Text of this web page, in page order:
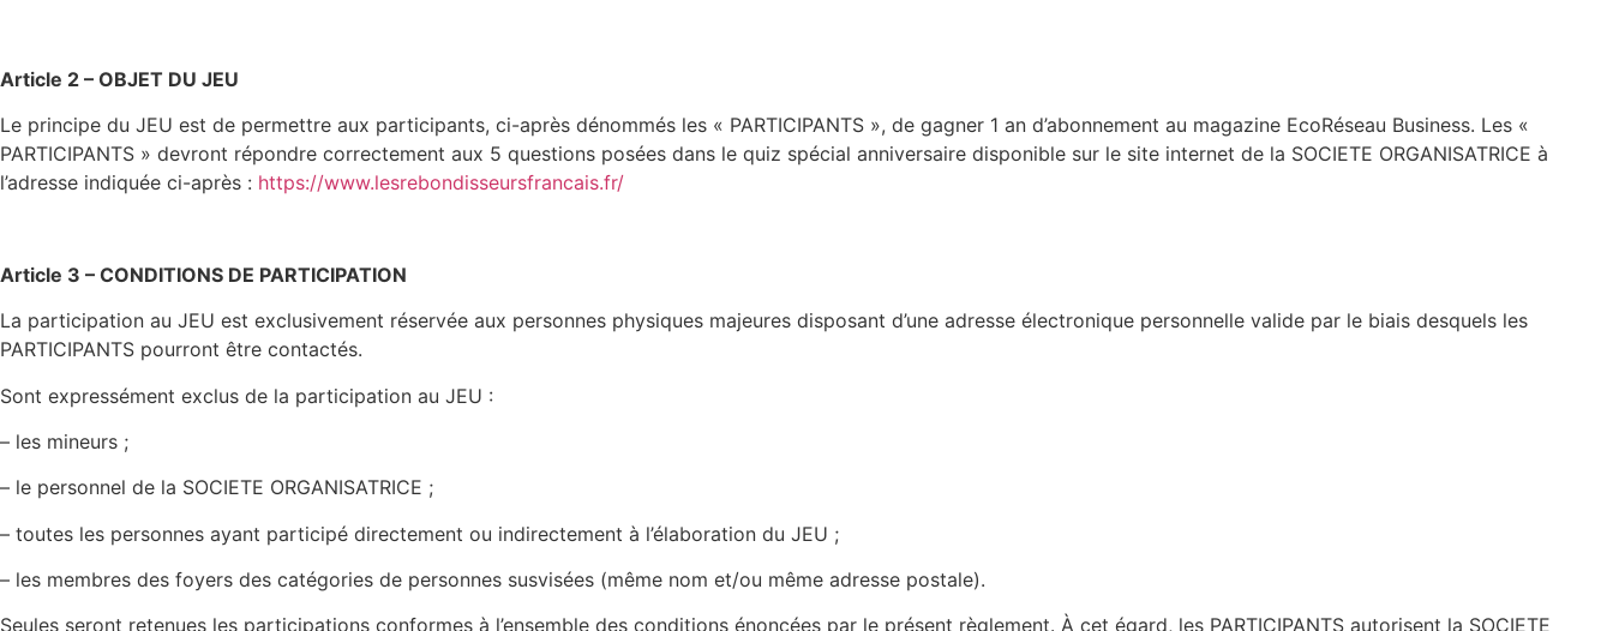
Article 2 – OBJET DU JEU
Le principe du JEU est de permettre aux participants, ci-après dénommés les « PARTICIPANTS », de gagner 1 an d’abonnement au magazine EcoRéseau Business. Les «
PARTICIPANTS » devront répondre correctement aux 5 questions posées dans le quiz spécial anniversaire disponible sur le site internet de la SOCIETE ORGANISATRICE à
l’adresse indiquée ci-après : https://www.lesrebondisseursfrancais.fr/
Article 3 – CONDITIONS DE PARTICIPATION
La participation au JEU est exclusivement réservée aux personnes physiques majeures disposant d’une adresse électronique personnelle valide par le biais desquels les
PARTICIPANTS pourront être contactés.
Sont expressément exclus de la participation au JEU :
– les mineurs ;
– le personnel de la SOCIETE ORGANISATRICE ;
– toutes les personnes ayant participé directement ou indirectement à l’élaboration du JEU ;
– les membres des foyers des catégories de personnes susvisées (même nom et/ou même adresse postale).
Seules seront retenues les participations conformes à l’ensemble des conditions énoncées par le présent règlement. À cet égard, les PARTICIPANTS autorisent la SOCIETE